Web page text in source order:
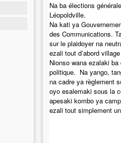
Na ba élections
Léopoldville.
Na kati ya
des Communications.
sur le plaidoyer na
ezali tout d’abord
Nionso wana ezalaki
politique. Na yango,
na cadre ya règlement
oyo esalemaki sous la
apesaki kombo ya
ezali tout simplement